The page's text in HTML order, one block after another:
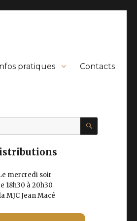
pratiques Contacts
mercredi soir
18h30 à 20h30
MJC Jean Macé